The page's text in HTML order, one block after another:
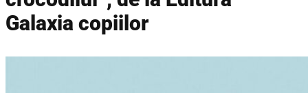
Galaxia copiilor